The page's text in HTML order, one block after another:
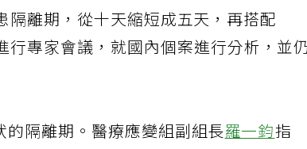
離期，從十天縮短成五天，再搭配
行專家會議，就國內個案進行分析，並
隔離期。醫療應變組副組長羅一鈞指